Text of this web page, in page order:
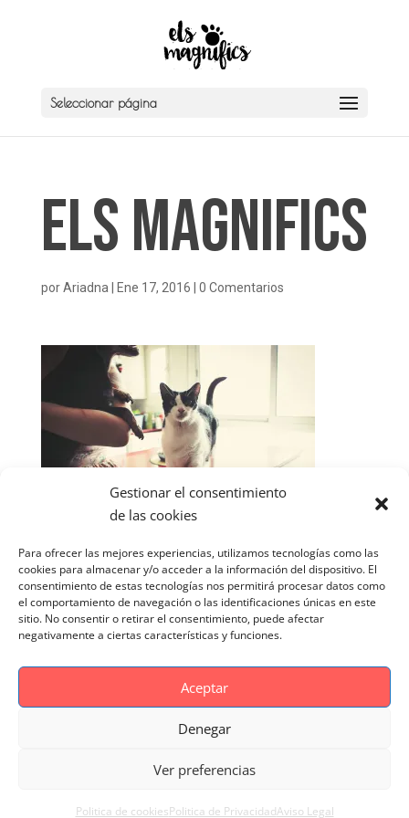
Gestionar el consentimiento
de las cookies
Para ofrecer las mejores experiencias, utilizamos tecnologías como las
cookies para almacenar y/o acceder a la información del dispositivo. El
consentimiento de estas tecnologías nos permitirá procesar datos como
el comportamiento de navegación o las identificaciones únicas en este
sitio. No consentir o retirar el consentimiento, puede afectar
negativamente a ciertas características y funciones.
Aceptar
Denegar
Ver preferencias
Politica de cookiesPolitica de PrivacidadAviso Legal
Seleccionar página
Els Magnifics
porAriadna Ene 17, 2016 0 Comentarios
Politica de Privacidad
Reportaje Magnific